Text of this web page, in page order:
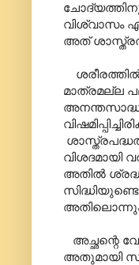
ചോദ്യത്തിനു
വിശ്വാസം
അത്
മാത്രമല്ല
വിശദമായി
അതിൽ
അച്ഛന്റെ
അതുമായി